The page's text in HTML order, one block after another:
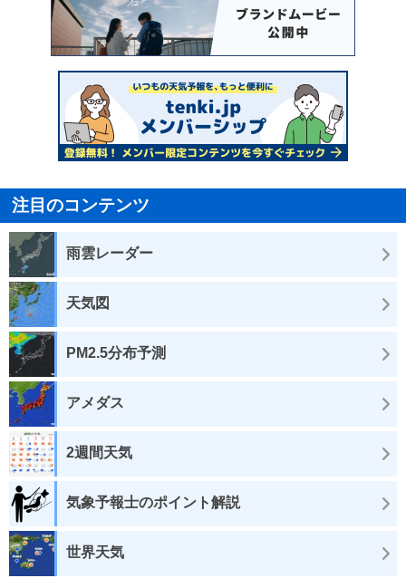
注目のコンテンツ
雨雲レーダー
天気図
PM2.5分布予測
アメダス
2週間天気
気象予報士のポイント解説
世界天気